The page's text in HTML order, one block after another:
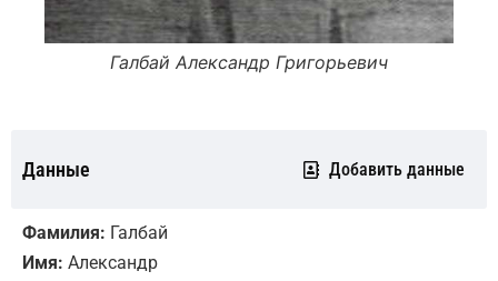
Галбай Александр Григорьевич
Данные Добавить данные
Фамилия: Галбай
Имя: Александр